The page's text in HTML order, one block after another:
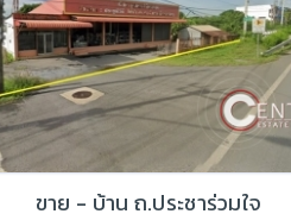
ขาย - บ้าน ถ.ประชาร่วมใจ